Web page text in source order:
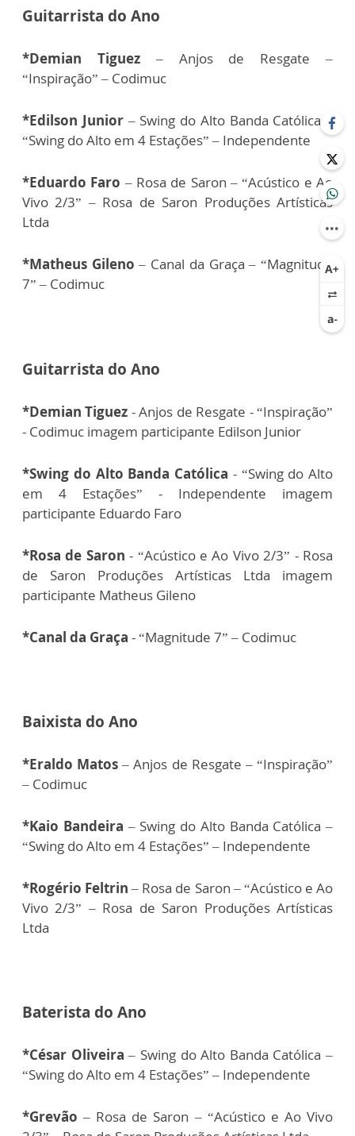
Guitarrista do Ano
*Demian Tiguez– Anjos de Resgate –
“Inspiração” – Codimuc
*Edilson Junior– Swing do Alto Banda Católica –
“Swing do Alto em 4 Estações” – Independente
*Eduardo Faro – Rosa de Saron – “Acústico e Ao
Vivo 2/3” – Rosa de Saron Produções Artísticas
Ltda
*Matheus Gileno – Canal da Graça – “Magnitude
7” – Codimuc
Guitarrista do Ano
*Demian Tiguez - Anjos de Resgate - “Inspiração”
- Codimuc imagem participante Edilson Junior
*Swing do Alto Banda Católica - “Swing do Alto
em 4 Estações” - Independente imagem
participante Eduardo Faro
*Rosa de Saron - “Acústico e Ao Vivo 2/3” - Rosa
de Saron Produções Artísticas Ltda imagem
participante Matheus Gileno
*Canal da Graça - “Magnitude 7” – Codimuc
Baixista do Ano
*Eraldo Matos – Anjos de Resgate – “Inspiração”
– Codimuc
*Kaio Bandeira – Swing do Alto Banda Católica –
“Swing do Alto em 4 Estações” – Independente
*Rogério Feltrin – Rosa de Saron – “Acústico e Ao
Vivo 2/3” – Rosa de Saron Produções Artísticas
Ltda
Baterista do Ano
*César Oliveira – Swing do Alto Banda Católica –
“Swing do Alto em 4 Estações” – Independente
*Grevão – Rosa de Saron – “Acústico e Ao Vivo